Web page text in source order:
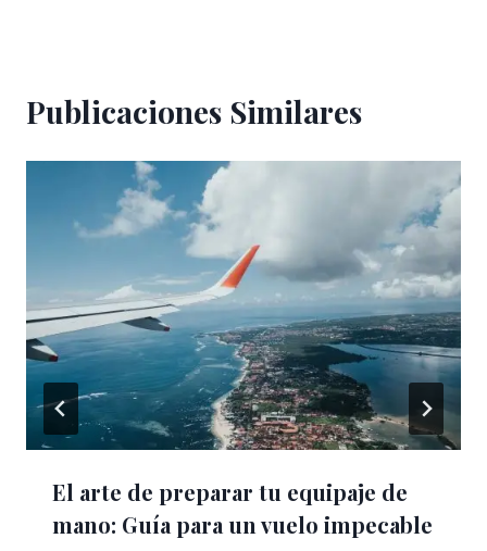
Publicaciones Similares
El arte de preparar tu equipaje de
mano: Guía para un vuelo impecable